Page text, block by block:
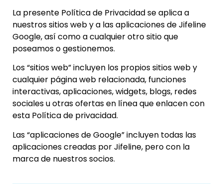
La presente Política de Privacidad se aplica a
nuestros sitios web y a las aplicaciones de Jifeline
Google, así como a cualquier otro sitio que
poseamos o gestionemos.
Los “sitios web” incluyen los propios sitios web y
cualquier página web relacionada, funciones
interactivas, aplicaciones, widgets, blogs, redes
sociales u otras ofertas en línea que enlacen con
esta Política de privacidad.
Las “aplicaciones de Google” incluyen todas las
aplicaciones creadas por Jifeline, pero con la
marca de nuestros socios.